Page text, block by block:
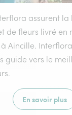
assurent
de fleurs livré en
Aincille.
guide vers le
En savoir plus